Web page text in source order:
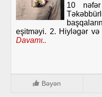
10
eşitməyi. 2. Hiyləgər
Davamı..
Bəyən